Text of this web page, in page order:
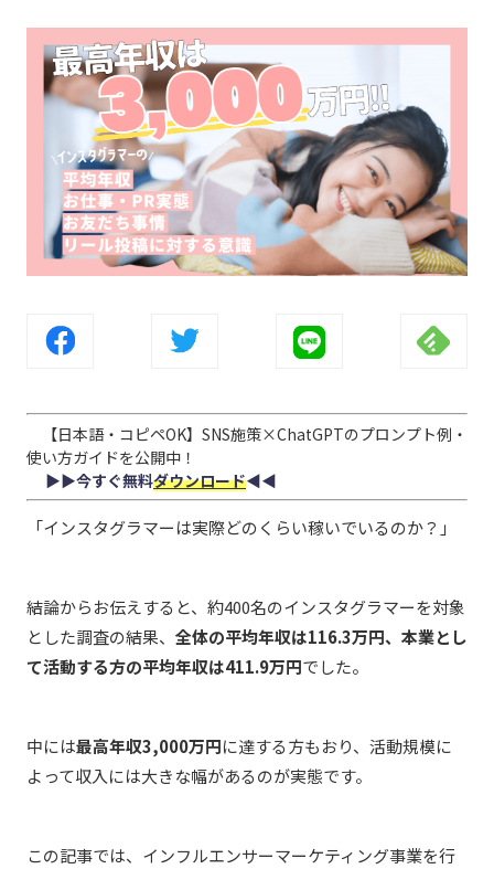
【日本語・コピペOK】SNS施策×ChatGPTのプロンプト例・
使い方ガイドを公開中！
▶︎▶︎今すぐ無料ダウンロード◀︎◀︎
「インスタグラマーは実際どのくらい稼いでいるのか？」
結論からお伝えすると、約400名のインスタグラマーを対象
とした調査の結果、 全体の平均年収は116.3万円、本業とし
て活動する方の平均年収は411.9万円でした。
中には最高年収3,000万円に達する方もおり、活動規模に
よって収入には大きな幅があるのが実態です。
この記事では、インフルエンサーマーケティング事業を行